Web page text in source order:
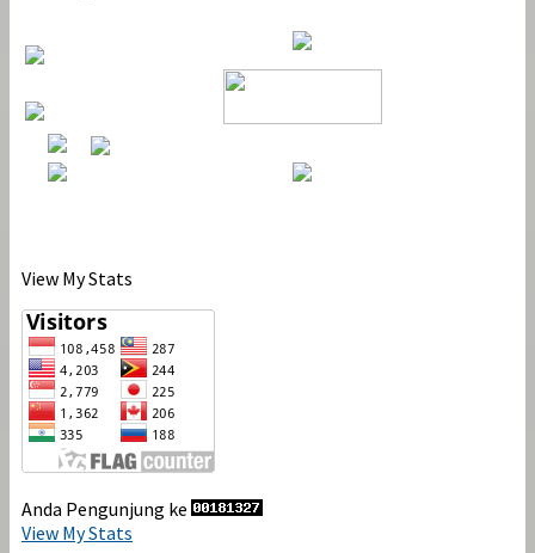
View My Stats
Anda Pengunjung ke
View My Stats